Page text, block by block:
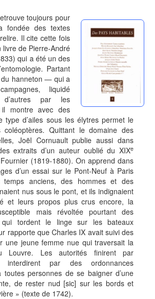
toujours pour
fondée des textes
Il cite cette fois
livre de Pierre-André
qui a été un des
Partant
du hanneton — qui a
liquidé
par les
montre avec des
type d’ailes sous les élytres permet le
coléoptères. Quittant le domaine des
Joël Cornuault publie aussi dans
extraits d’un auteur oublié du XIXe
(1819-1880). On apprend dans
d’un essai sur le Pont-Neuf à Paris
anciens, des hommes et des
nus sous le pont, et ils indignaient
et leurs propos plus crus encore, la
mais révoltée pourtant des
qui tordent le linge sur les bateaux
rapporte que Charles IX avait suivi des
une jeune femme nue qui traversait la
Louvre. Les autorités finirent par
interdirent par des ordonnances
toutes personnes de se baigner d’une
de rester nud [sic] sur les bords et
» (texte de 1742).